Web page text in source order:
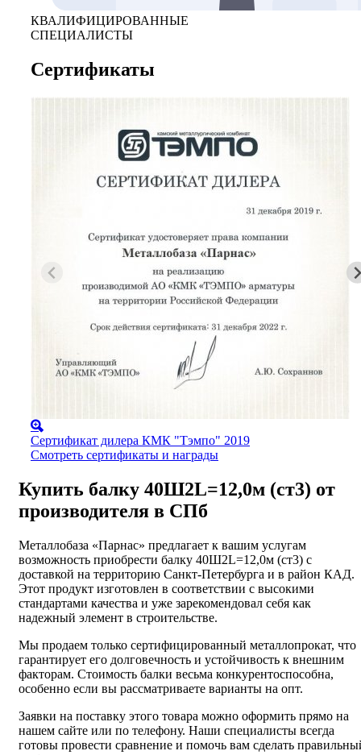
КВАЛИФИЦИРОВАННЫЕ
СПЕЦИАЛИСТЫ
Сертификаты
Сертификат дилера КМК "Тэмпо" 2019
Смотреть сертификаты и награды
Купить балку 40Ш2L=12,0м (ст3) от
производителя в СПб
Металлобаза «Парнас» предлагает к вашим услугам
возможность приобрести балку 40Ш2L=12,0м (ст3) с
доставкой на территорию Санкт-Петербурга и в район КАД.
Этот продукт изготовлен в соответствии с высокими
стандартами качества и уже зарекомендовал себя как
надежный элемент в строительстве.
Мы продаем только сертифицированный металлопрокат, что
гарантирует его долговечность и устойчивость к внешним
факторам. Стоимость балки весьма конкурентоспособна,
особенно если вы рассматриваете варианты на опт.
Заявки на поставку этого товара можно оформить прямо на
нашем сайте или по телефону. Наши специалисты всегда
готовы провести сравнение и помочь вам сделать